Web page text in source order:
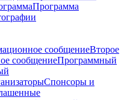
Программа
сообщениеВторое
сообщениеПрограммный
Спонсоры и